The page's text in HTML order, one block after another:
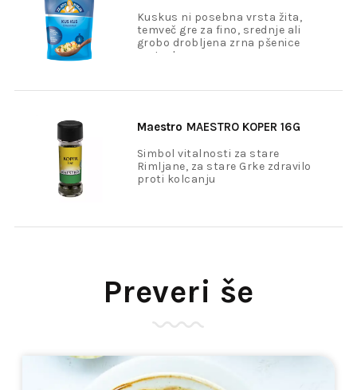
Kuskus ni posebna vrsta žita,
temveč gre za fino, srednje ali
grobo drobljena zrna pšenice
vrste durum.
Maestro MAESTRO KOPER 16G
Simbol vitalnosti za stare
Rimljane, za stare Grke zdravilo
proti kolcanju
Preveri še